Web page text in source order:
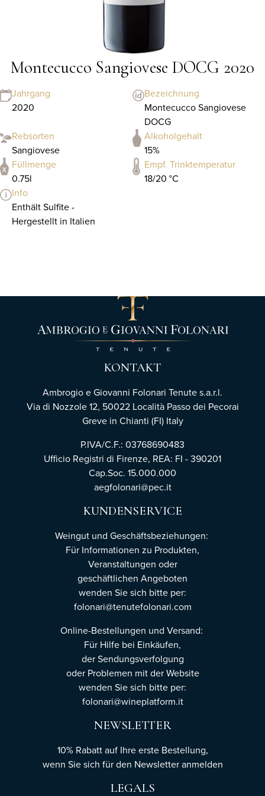
Montecucco Sangiovese DOCG 2020
Jahrgang
2020
Bezeichnung
Montecucco Sangiovese
DOCG
Rebsorten
Sangiovese
Alkoholgehalt
15%
Füllmenge
0.75l
Empf. Trinktemperatur
18/20 °C
Info
Enthält Sulfite -
Hergestellt in Italien
KONTAKT
Ambrogio e Giovanni Folonari Tenute s.a.r.l.
Via di Nozzole 12, 50022 Località Passo dei Pecorai
Greve in Chianti (FI) Italy
P.IVA/C.F.: 03768690483
Ufficio Registri di Firenze, REA: FI - 390201
Cap.Soc. 15.000.000
aegfolonari@pec.it
KUNDENSERVICE
Weingut und Geschäftsbeziehungen:
Für Informationen zu Produkten,
Veranstaltungen oder
geschäftlichen Angeboten
wenden Sie sich bitte per:
folonari@tenutefolonari.com
Online-Bestellungen und Versand:
Für Hilfe bei Einkäufen,
der Sendungsverfolgung
oder Problemen mit der Website
wenden Sie sich bitte per:
folonari@wineplatform.it
NEWSLETTER
10% Rabatt auf Ihre erste Bestellung,
wenn Sie sich für den Newsletteranmelden
LEGALS